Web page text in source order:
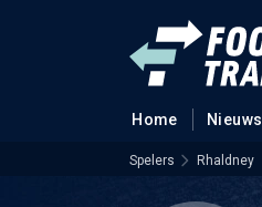
Home Nieuws
Spelers Rhaldney